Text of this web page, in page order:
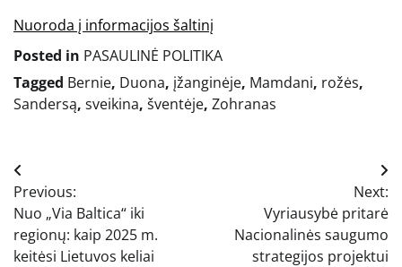
Nuoroda į informacijos šaltinį
Posted in PASAULINĖ POLITIKA
Tagged Bernie, Duona, įžanginėje, Mamdani, rožės,
Sandersą, sveikina, šventėje, Zohranas
Navigacija
tarp
įrašų
Previous:
Nuo „Via Baltica“ iki
regionų: kaip 2025 m.
keitėsi Lietuvos keliai
Next:
Vyriausybė pritarė
Nacionalinės saugumo
strategijos projektui